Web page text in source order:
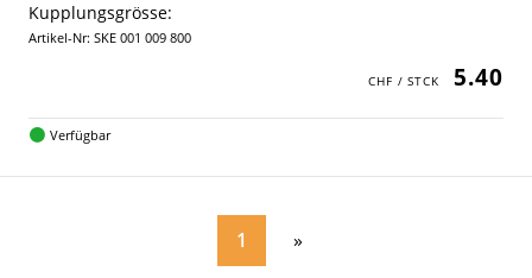
Kupplungsgrösse:
Artikel-Nr: SKE 001 009 800
5.40
Verfügbar
1